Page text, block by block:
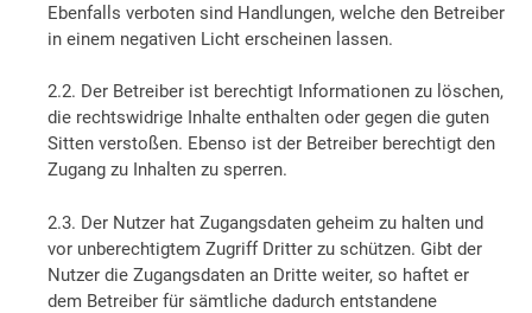
Ebenfalls verboten sind Handlungen, welche den Betreiber
in einem negativen Licht erscheinen lassen.
2.2. Der Betreiber ist berechtigt Informationen zu löschen,
die rechtswidrige Inhalte enthalten oder gegen die guten
Sitten verstoßen. Ebenso ist der Betreiber berechtigt den
Zugang zu Inhalten zu sperren.
2.3. Der Nutzer hat Zugangsdaten geheim zu halten und
vor unberechtigtem Zugriff Dritter zu schützen. Gibt der
Nutzer die Zugangsdaten an Dritte weiter, so haftet er
dem Betreiber für sämtliche dadurch entstandene